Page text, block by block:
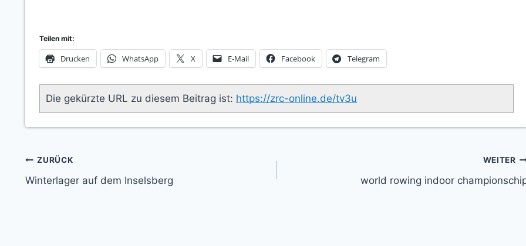
Teilen mit:
Drucken WhatsApp X E-Mail Facebook Telegram
Die gekürzte URL zu diesem Beitrag ist: https://zrc-online.de/tv3u
Beitragsnavigation
ZURÜCK
Winterlager auf dem Inselsberg
WEITER
world rowing indoor